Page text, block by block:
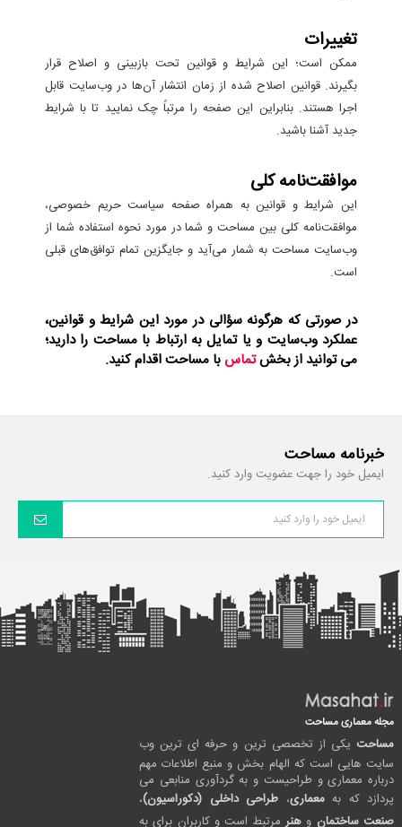
تغییرات
ممکن است؛ این شرایط و قوانین تحت بازبینی و اصلاح قرار
بگیرند. قوانین اصلاح شده از زمان انتشار آن‌ها در وب‌سایت قابل
اجرا هستند. بنابراین این صفحه را مرتباً چک نمایید تا با شرایط
جدید آشنا باشید.
موافقت‌نامه کلی
این شرایط و قوانین به همراه صفحه سیاست حریم خصوصی،
موافقت‌نامه کلی بین مساحت و شما در مورد نحوه استفاده شما از
وب‌سایت مساحت به شمار می‌آید و جایگزین تمام توافق‌های قبلی
است.
در صورتی که هرگونه سؤالی در مورد این شرایط و قوانین،
عملکرد وب‌سایت و یا تمایل به ارتباط با مساحت را دارید؛
می توانید از بخشتماسبا مساحت اقدام کنید.
خبرنامه مساحت
ایمیل خود را جهت عضویت وارد کنید.
مجله معماری مساحت
مساحت یکی از تخصصی ترین و حرفه ای ترین وب
سایت هایی است که الهام بخش و منبع اطلاعات مهم
درباره معماری و طراحیست و به گردآوری منابعی می
پردازد که بهمعماری، طراحی داخلی (دکوراسیون)،
صنعت ساختمان و هنرمرتبط است و کاربران برای به